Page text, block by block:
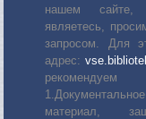
нашем сайте,
являетесь,
запросом. Для
адрес:
материал,